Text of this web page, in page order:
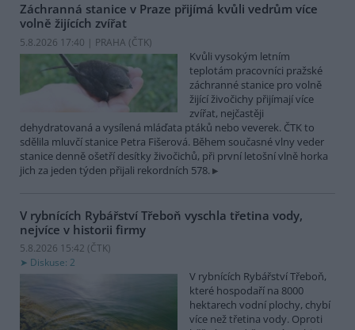
Záchranná stanice v Praze přijímá kvůli vedrům více
volně žijících zvířat
5.8.2026 17:40 | PRAHA (ČTK)
Kvůli vysokým letním
teplotám pracovníci pražské
záchranné stanice pro volně
žijící živočichy přijímají více
zvířat, nejčastěji
dehydratovaná a vysílená mláďata ptáků nebo veverek. ČTK to
sdělila mluvčí stanice Petra Fišerová. Během současné vlny veder
stanice denně ošetří desítky živočichů, při první letošní vlně horka
jich za jeden týden přijali rekordních 578.
V rybnících Rybářství Třeboň vyschla třetina vody,
nejvíce v historii firmy
5.8.2026 15:42 (ČTK)
Diskuse: 2
V rybnících Rybářství Třeboň,
které hospodaří na 8000
hektarech vodní plochy, chybí
více než třetina vody. Oproti